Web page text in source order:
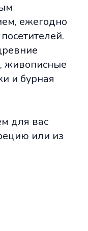
ежегодно
живописные
и бурная
для вас
или из